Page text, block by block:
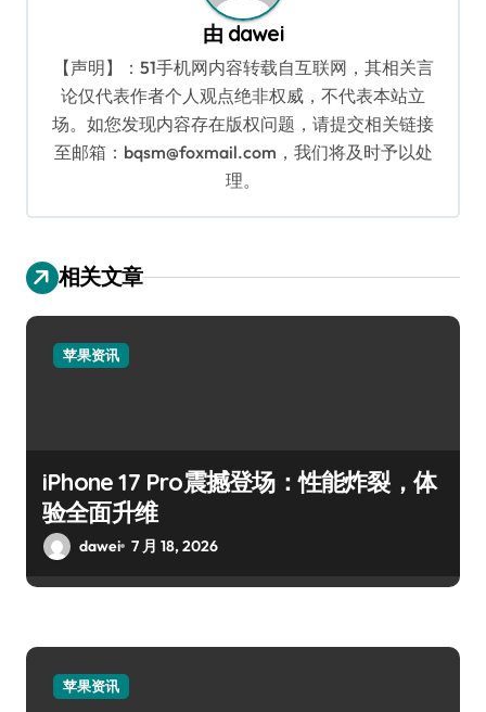
由 dawei
【声明】：51手机网内容转载自互联网，其相关言
论仅代表作者个人观点绝非权威，不代表本站立
场。如您发现内容存在版权问题，请提交相关链接
至邮箱：bqsm@foxmail.com，我们将及时予以处
理。
相关文章
苹果资讯
iPhone 17 Pro震撼登场：性能炸裂，体
验全面升维
dawei 7 月 18, 2026
苹果资讯